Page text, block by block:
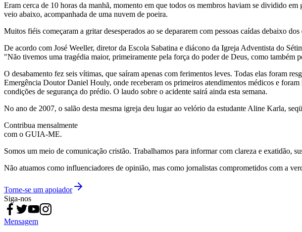
Eram cerca de 10 horas da manhã, momento em que todos os membros haviam se dividido
veio abaixo, acompanhada de uma nuvem de poeira.
Muitos fiéis começaram a gritar desesperados ao se depararem com pessoas caídas debaixo
De acordo com José Weeller, diretor da Escola Sabatina e diácono da Igreja Adventista do
"Não tivemos uma tragédia maior, primeiramente pela força do poder de Deus, como também
O desabamento fez seis vítimas, que saíram apenas com ferimentos leves. Todas elas foram
Emergência Doutor Daniel Houly, onde receberam os primeiros atendimentos médicos e
condições de segurança do prédio. O laudo sobre o acidente sairá ainda esta semana.
No ano de 2007, o salão desta mesma igreja deu lugar ao velório da estudante Aline Karla,
Contribua mensalmente
com o GUIA-ME.
Somos um meio de comunicação cristão. Trabalhamos para informar com clareza e exatidão,
Não atuamos como influenciadores de opinião, mas como jornalistas comprometidos com a
Torne-se um apoiador
Siga-nos
Mensagem